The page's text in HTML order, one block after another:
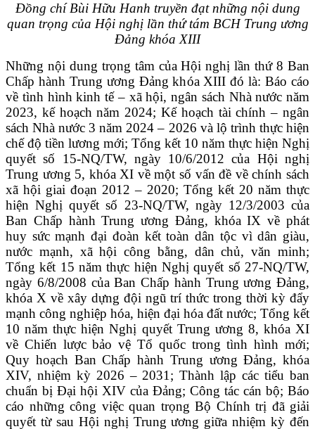
Đồng chí Bùi Hữu Hanh truyền đạt những nội dung
quan trọng của Hội nghị lần thứ tám BCH Trung ương
Đảng khóa XIII
Những nội dung trọng tâm của Hội nghị lần thứ 8 Ban
Chấp hành Trung ương Đảng khóa XIII đó là: Báo cáo
về tình hình kinh tế – xã hội, ngân sách Nhà nước năm
2023, kế hoạch năm 2024; Kế hoạch tài chính – ngân
sách Nhà nước 3 năm 2024 – 2026 và lộ trình thực hiện
chế độ tiền lương mới; Tổng kết 10 năm thực hiện Nghị
quyết số 15-NQ/TW, ngày 10/6/2012 của Hội nghị
Trung ương 5, khóa XI về một số vấn đề về chính sách
xã hội giai đoạn 2012 – 2020; Tổng kết 20 năm thực
hiện Nghị quyết số 23-NQ/TW, ngày 12/3/2003 của
Ban Chấp hành Trung ương Đảng, khóa IX về phát
huy sức mạnh đại đoàn kết toàn dân tộc vì dân giàu,
nước mạnh, xã hội công bằng, dân chủ, văn minh;
Tổng kết 15 năm thực hiện Nghị quyết số 27-NQ/TW,
ngày 6/8/2008 của Ban Chấp hành Trung ương Đảng,
khóa X về xây dựng đội ngũ trí thức trong thời kỳ đẩy
mạnh công nghiệp hóa, hiện đại hóa đất nước; Tổng kết
10 năm thực hiện Nghị quyết Trung ương 8, khóa XI
về Chiến lược bảo vệ Tổ quốc trong tình hình mới;
Quy hoạch Ban Chấp hành Trung ương Đảng, khóa
XIV, nhiệm kỳ 2026 – 2031; Thành lập các tiểu ban
chuẩn bị Đại hội XIV của Đảng; Công tác cán bộ; Báo
cáo những công việc quan trọng Bộ Chính trị đã giải
quyết từ sau Hội nghị Trung ương giữa nhiệm kỳ đến